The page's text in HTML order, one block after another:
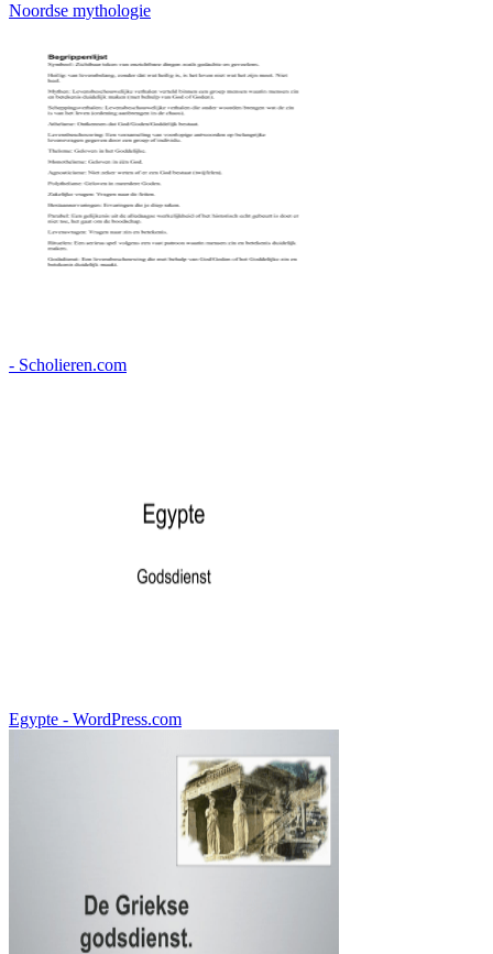
Noordse mythologie
- Scholieren.com
Egypte - WordPress.com